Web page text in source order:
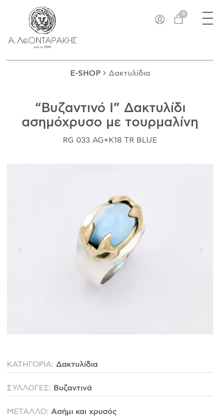
0 ×
E-SHOP
ΜΟΝΑΔΙΚΆ
ΔΑΚΤΥΛΊΔΙΑ
ΒΡΑΧΙΌΛΙΑ
ΚΑΡΦΊΤΣΕΣ
ΤΙ ΣΗΜΑΊΝΕΙ ΤΟ ΚΌΣΜΗΜΑ ΓΙΑ ΜΑΣ ;
ΚΑΛΆΘΙ ΑΓΟΡΏΝ
ΑΠΟΣΤΟΛΈΣ/ΕΠΙΣΤΡΟΦΈΣ
E-SHOP Δακτυλίδια
“Βυζαντινό I” Δακτυλίδι
ασημόχρυσο με τουρμαλίνη
RG 033 AG+Κ18 TR BLUE
ΚΑΤΗΓΟΡΙΑ: Δακτυλίδια
ΣΥΛΛΟΓΕΣ: Βυζαντινά
ΜΕΤΑΛΛΟ: Ασήμι και χρυσός